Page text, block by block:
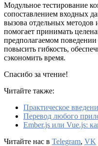
Модульное тестирование
сопоставлением входных
вызова отдельных методов
помогает принимать
предполагаемом
повысить гибкость,
сэкономить время.
Спасибо за чтение!
Читайте также:
Практическое
Перевод любого
Ember.js или Vue.js:
Читайте нас в Telegram, VK